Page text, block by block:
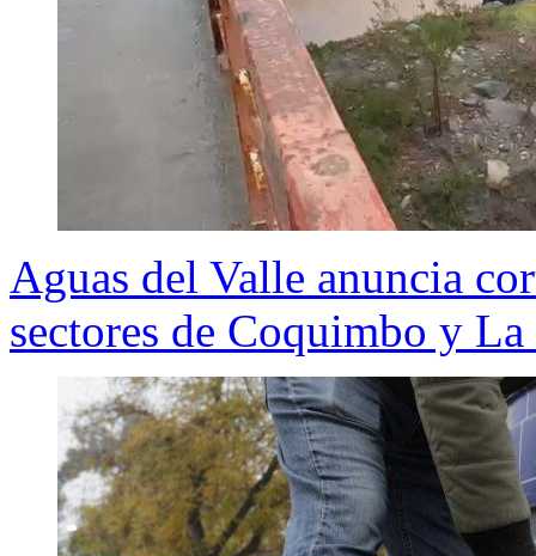
Aguas del Valle anuncia
sectores de Coquimbo y La